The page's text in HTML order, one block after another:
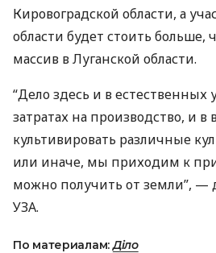
Кировоградской области, а
области будет стоить больше,
массив в Луганской области.
“Дело здесь и в естественных
затратах на производство, и
культивировать различные
или иначе, мы приходим к
можно получить от земли”, —
УЗА.
По материалам:Діло